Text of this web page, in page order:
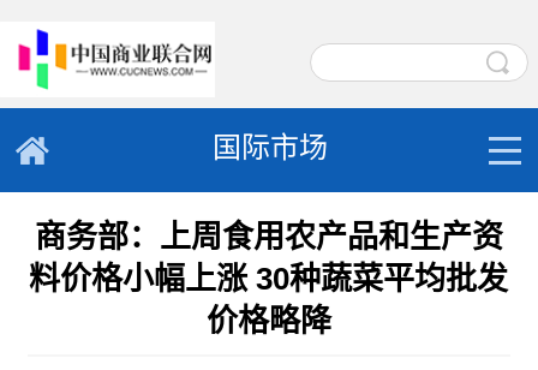
国际市场
商务部：上周食用农产品和生产资
料价格小幅上涨 30种蔬菜平均批发
价格略降